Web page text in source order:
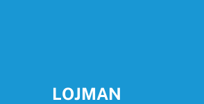
LOJMAN